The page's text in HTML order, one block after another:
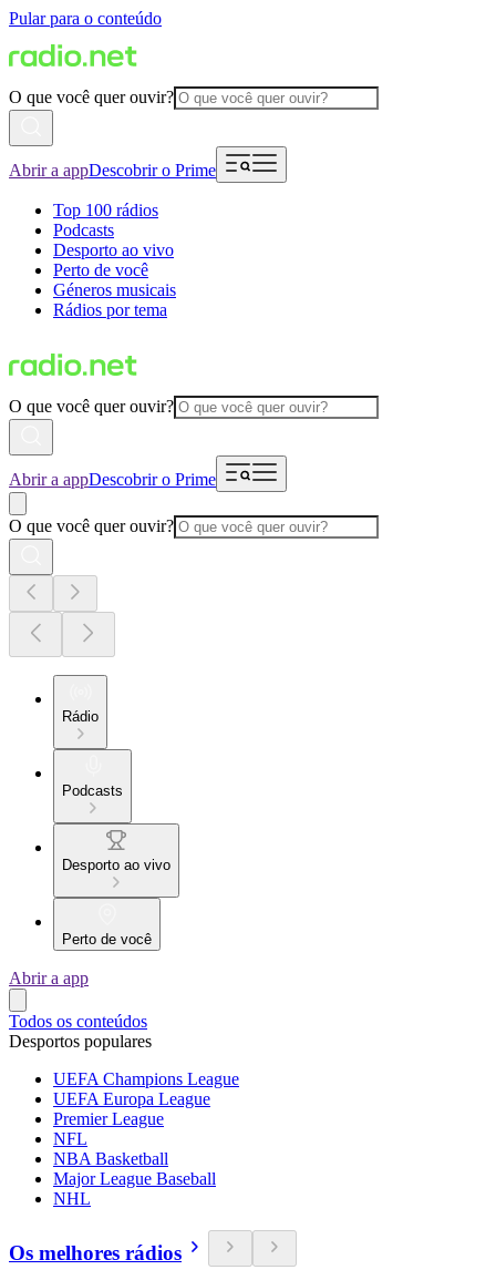
Pular para o conteúdo
O que você quer ouvir?
Abrir a appDescobrir o Prime
Top 100 rádios
Podcasts
Desporto ao vivo
Perto de você
Géneros musicais
Rádios por tema
O que você quer ouvir?
Abrir a appDescobrir o Prime
O que você quer ouvir?
Rádio
Podcasts
Desporto ao vivo
Perto de você
Abrir a app
Todos os conteúdos
Desportos populares
UEFA Champions League
UEFA Europa League
Premier League
NFL
NBA Basketball
Major League Baseball
NHL
Os melhores rádios